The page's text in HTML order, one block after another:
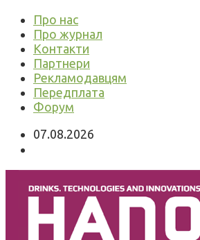
Про нас
Про журнал
Контакти
Партнери
Рекламодавцям
Передплата
Форум
07.08.2026